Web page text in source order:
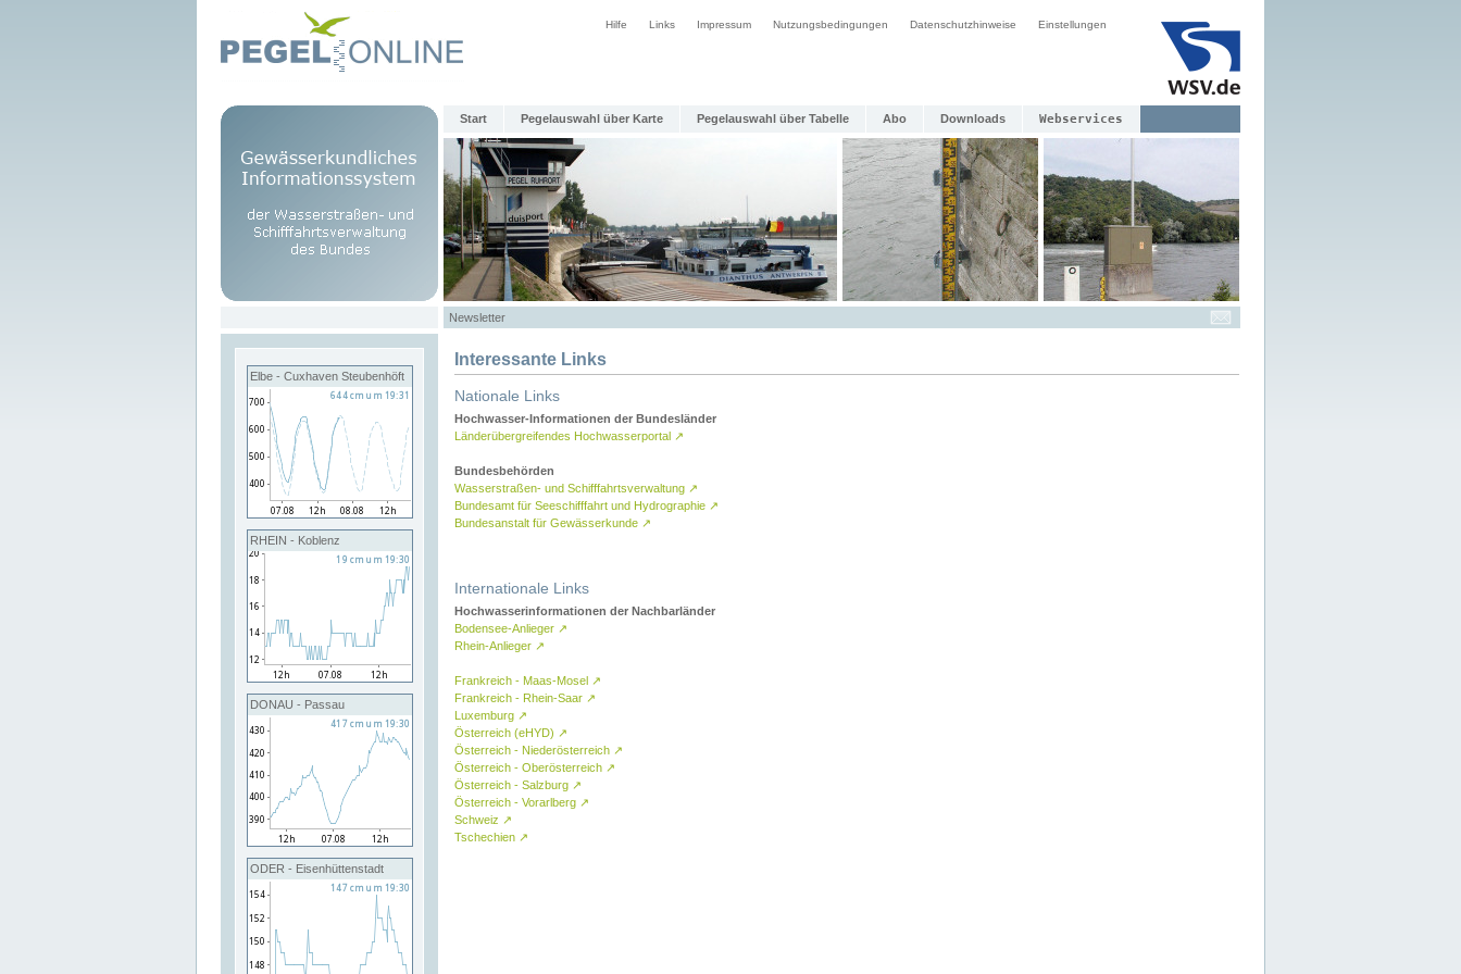
Hilfe Links Impressum Nutzungsbedingungen Datenschutzhinweise Einstellungen
Start Pegelauswahl über Karte Pegelauswahl über Tabelle Abo Downloads Webservices
Newsletter
Elbe - Cuxhaven Steubenhöft
RHEIN - Koblenz
DONAU - Passau
ODER - Eisenhüttenstadt
Interessante Links
Nationale Links
Hochwasser-Informationen der Bundesländer
Länderübergreifendes Hochwasserportal ↗
Bundesbehörden
Wasserstraßen- und Schifffahrtsverwaltung ↗
Bundesamt für Seeschifffahrt und Hydrographie ↗
Bundesanstalt für Gewässerkunde ↗
Internationale Links
Hochwasserinformationen der Nachbarländer
Bodensee-Anlieger ↗
Rhein-Anlieger ↗
Frankreich - Maas-Mosel ↗
Frankreich - Rhein-Saar ↗
Luxemburg ↗
Österreich (eHYD) ↗
Österreich - Niederösterreich ↗
Österreich - Oberösterreich ↗
Österreich - Salzburg ↗
Österreich - Vorarlberg ↗
Schweiz ↗
Tschechien ↗